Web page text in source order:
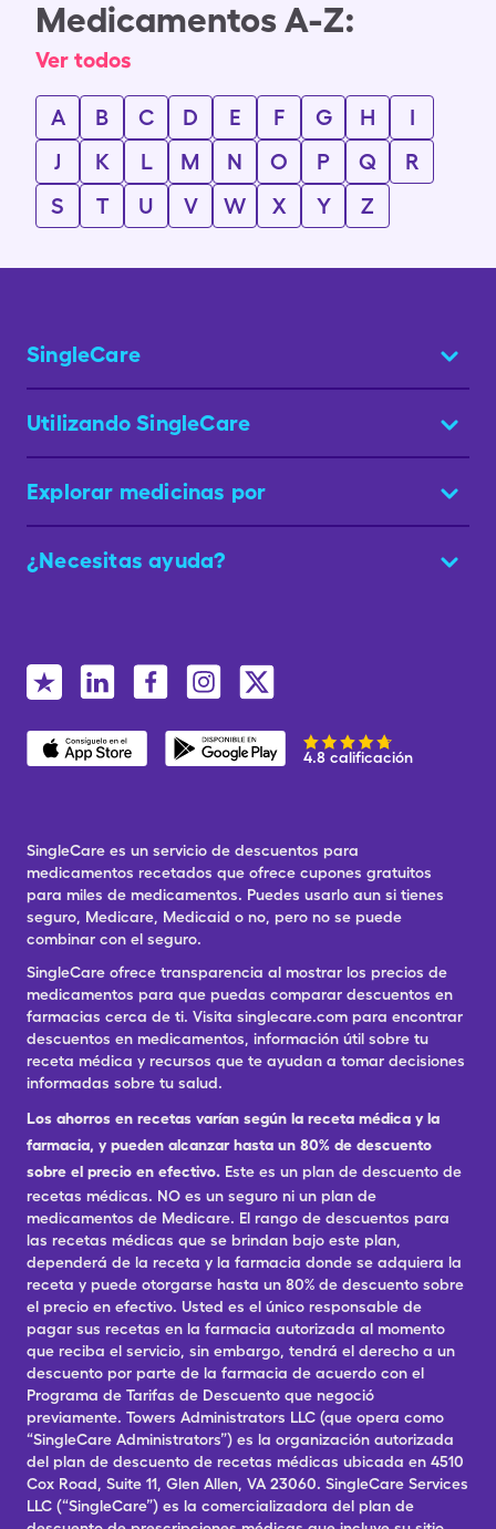
Medicamentos A-Z:
Ver todos
A B C D E F G H
I
J
K L M N O P Q
R
S
T U V W X Y Z
SingleCare
Utilizando SingleCare
Explorar medicinas por
¿Necesitas ayuda?
4.8 calificación
SingleCare es un servicio de descuentos para
medicamentos recetados que ofrece cupones gratuitos
para miles de medicamentos. Puedes usarlo aun si tienes
seguro, Medicare, Medicaid o no, pero no se puede
combinar con el seguro.
SingleCare ofrece transparencia al mostrar los precios de
medicamentos para que puedas comparar descuentos en
farmacias cerca de ti. Visita singlecare.com para encontrar
descuentos en medicamentos, información útil sobre tu
receta médica y recursos que te ayudan a tomar decisiones
informadas sobre tu salud.
Los ahorros en recetas varían según la receta médica y la
farmacia, y pueden alcanzar hasta un 80% de descuento
sobre el precio en efectivo. Este es un plan de descuento de
recetas médicas. NO es un seguro ni un plan de
medicamentos de Medicare. El rango de descuentos para
las recetas médicas que se brindan bajo este plan,
dependerá de la receta y la farmacia donde se adquiera la
receta y puede otorgarse hasta un 80% de descuento sobre
el precio en efectivo. Usted es el único responsable de
pagar sus recetas en la farmacia autorizada al momento
que reciba el servicio, sin embargo, tendrá el derecho a un
descuento por parte de la farmacia de acuerdo con el
Programa de Tarifas de Descuento que negoció
previamente. Towers Administrators LLC (que opera como
“SingleCare Administrators”) es la organización autorizada
del plan de descuento de recetas médicas ubicada en 4510
Cox Road, Suite 11, Glen Allen, VA 23060. SingleCare Services
LLC (“SingleCare”) es la comercializadora del plan de